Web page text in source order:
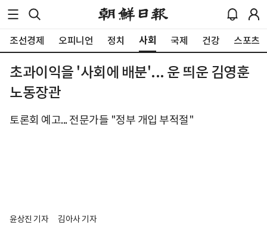
조선경제 오피니언 정치 사회 국제 건강 스포츠
초과이익을 '사회에 배분'... 운 띄운 김영훈
노동장관
토론회 예고... 전문가들 "정부 개입 부적절"
윤상진 기자
김아사 기자